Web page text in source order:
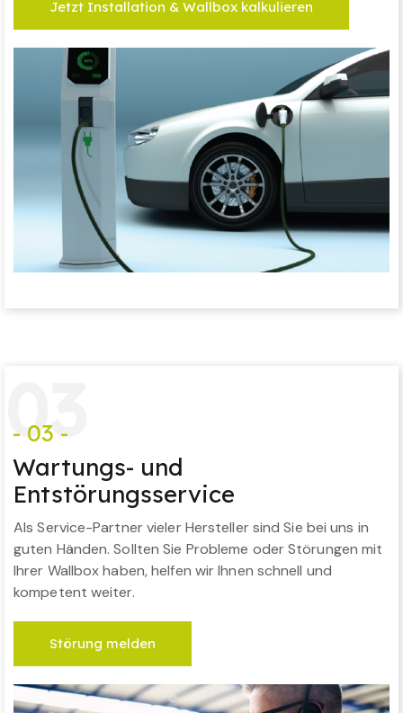
Jetzt Installation & Wallbox kalkulieren
03
- 03 -
Wartungs- und
Entstörungsservice
Als Service-Partner vieler Hersteller sind Sie bei uns in
guten Händen. Sollten Sie Probleme oder Störungen mit
Ihrer Wallbox haben, helfen wir Ihnen schnell und
kompetent weiter.
Störung melden